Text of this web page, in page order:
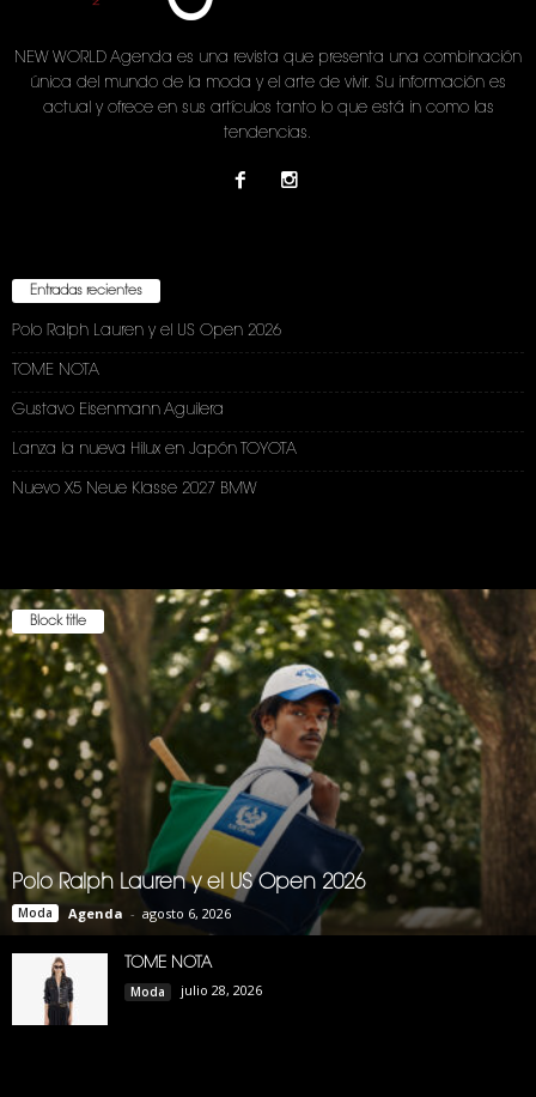
NEW WORLD Agenda es una revista que presenta una combinación
única del mundo de la moda y el arte de vivir. Su información es
actual y ofrece en sus artículos tanto lo que está in como las
tendencias.
Entradas recientes
Polo Ralph Lauren y el US Open 2026
TOME NOTA
Gustavo Eisenmann Aguilera
Lanza la nueva Hilux en Japón TOYOTA
Nuevo X5 Neue Klasse 2027 BMW
Block title
Polo Ralph Lauren y el US Open 2026
Moda Agenda - agosto 6, 2026
TOME NOTA
Moda julio 28, 2026